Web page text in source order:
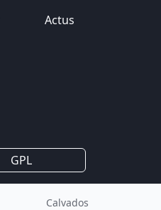
Actus
GPL
Calvados